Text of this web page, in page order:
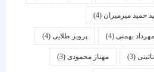
(4)
(4) پرویز طلایی(4)
مهناز محمودی(3)